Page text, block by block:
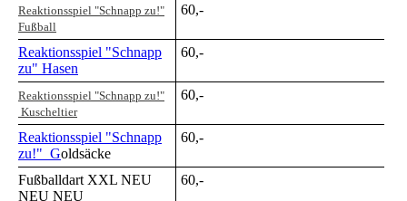
Reaktionsspiel "Schnapp zu!"
Fußball
60,-
Reaktionsspiel "Schnapp
zu" Hasen
60,-
Reaktionsspiel "Schnapp zu!"
Kuscheltier
60,-
Reaktionsspiel "Schnapp
zu!" Goldsäcke
60,-
Fußballdart XXL NEU
NEU NEU
60,-